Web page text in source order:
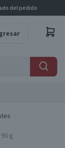
del pedido
g